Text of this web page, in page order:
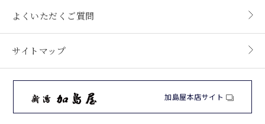
よくいただくご質問
サイトマップ
加島屋本店サイト